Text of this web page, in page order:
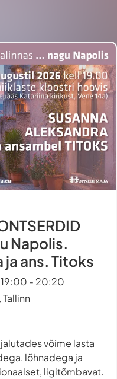
Napolis.
ja ans. Titoks
19:00 - 20:20
võime lasta
lõhnadega ja
ligitõmbavat.